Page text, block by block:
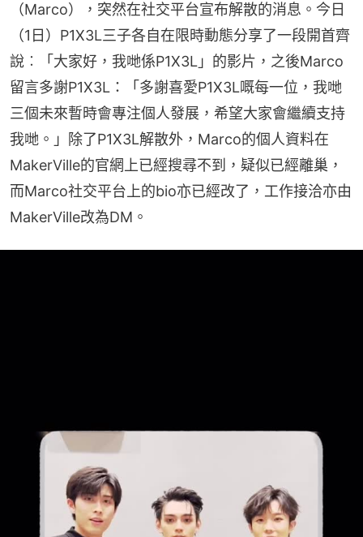
（Marco），突然在社交平台宣布解散的消息。今日
（1日）P1X3L三子各自在限時動態分享了一段開首齊
說︰「大家好，我哋係P1X3L」的影片，之後Marco
留言多謝P1X3L：「多謝喜愛P1X3L嘅每一位，我哋
三個未來暫時會專注個人發展，希望大家會繼續支持
我哋。」除了P1X3L解散外，Marco的個人資料在
MakerVille的官網上已經搜尋不到，疑似已經離巢，
而Marco社交平台上的bio亦已經改了，工作接洽亦由
MakerVille改為DM。